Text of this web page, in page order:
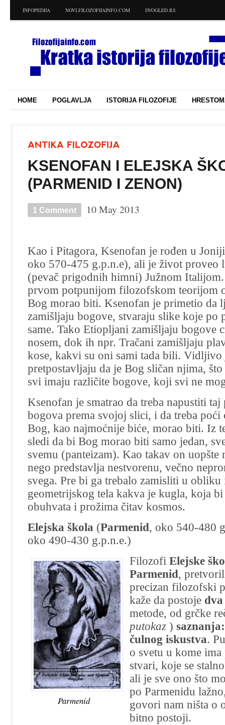
INFOPEDIJA NOVI.FILOZOFIJAINFO.COM DVOGLED.RS
HOME POGLAVLJA ISTORIJA FILOZOFIJE
KSENOFAN I ELEJSKA
(PARMENID I ZENON)
1 Comment 10 May 2013
Kao i Pitagora, Ksenofan je rođen u
oko 570-475 g.p.n.e), ali je život proveo
(pevač prigodnih himni) Južnom
prvom potpunijom filozofskom teorijom
Bog morao biti. Ksenofan je primetio da
zamišljaju bogove, stvaraju slike koje po
same. Tako Etiopljani zamišljaju bogove
nosem, dok ih npr. Tračani zamišljaju
kose, kakvi su oni sami tada bili.
pretpostavljaju da je Bog sličan njima,
svi imaju različite bogove, koji svi ne
Ksenofan je smatrao da treba napustiti
bogova prema svojoj slici, i da treba
Bog, kao najmoćnije biće, morao biti. Iz
sledi da bi Bog morao biti samo jedan,
svemu (panteizam). Kao takav on uopšte
nego predstavlja nestvorenu, večno
svega. Pre bi ga trebalo zamisliti u obliku
geometrijskog tela kakva je kugla, koja
obuhvata i prožima čitav kosmos.
Elejska škola (Parmenid, oko 540-480
oko 490-430 g.p.n.e.)
Parmenid
Filozofi Elejske
Parmenid,
precizan filozofski
kaže da postoje
metode, od grčke
putokaz ) saznanja:
čulnog iskustva.
o svetu u kome
stvari, koje se
ali je sve ono što
po Parmenidu
govori nam ništa o
bitno postoji.